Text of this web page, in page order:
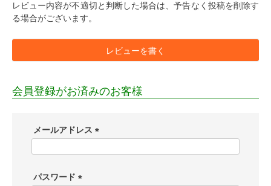
レビュー内容が不適切と判断した場合は、予告なく投稿を削除す
る場合がございます。
レビューを書く
会員登録がお済みのお客様
メールアドレス
)
パスワード